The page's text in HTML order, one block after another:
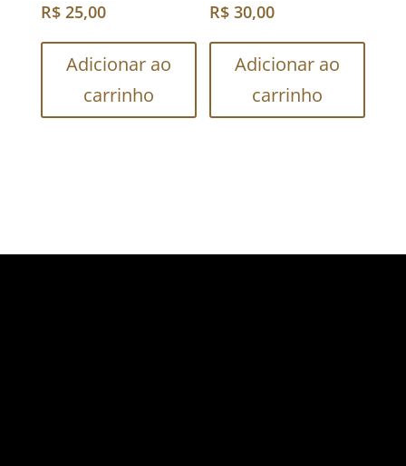
R$25,00
Adicionar ao
carrinho
R$ 30,00
Adicionar ao
carrinho